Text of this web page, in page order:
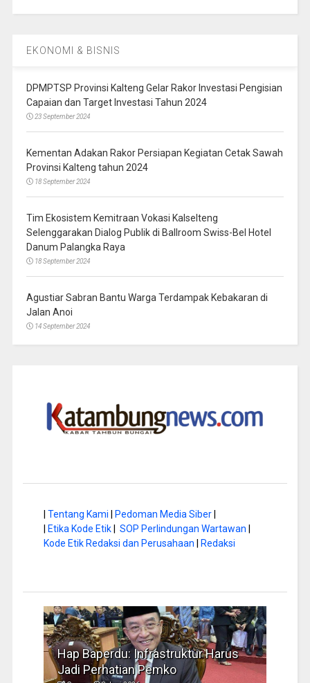
EKONOMI & BISNIS
DPMPTSP Provinsi Kalteng Gelar Rakor Investasi Pengisian
Capaian dan Target Investasi Tahun 2024
23 September 2024
Kementan Adakan Rakor Persiapan Kegiatan Cetak Sawah
Provinsi Kalteng tahun 2024
18 September 2024
Tim Ekosistem Kemitraan Vokasi Kalselteng
Selenggarakan Dialog Publik di Ballroom Swiss-Bel Hotel
Danum Palangka Raya
18 September 2024
Agustiar Sabran Bantu Warga Terdampak Kebakaran di
Jalan Anoi
14 September 2024
Tentang Kami Pedoman Media Siber|
Etika Kode Etik| SOP Perlindungan Wartawan
Kode Etik Redaksi dan Perusahaan
Redaksi
Hap Baperdu: Infrastruktur Harus
Jadi Perhatian Pemko